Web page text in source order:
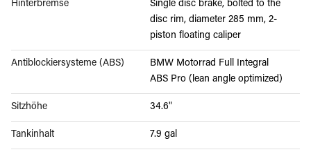
Hinterbremse
Single disc brake, bolted to the
disc rim, diameter 285 mm, 2-
piston floating caliper
Antiblockiersysteme (ABS)
BMW Motorrad Full Integral
ABS Pro (lean angle optimized)
Sitzhöhe 34.6"
Tankinhalt 7.9 gal